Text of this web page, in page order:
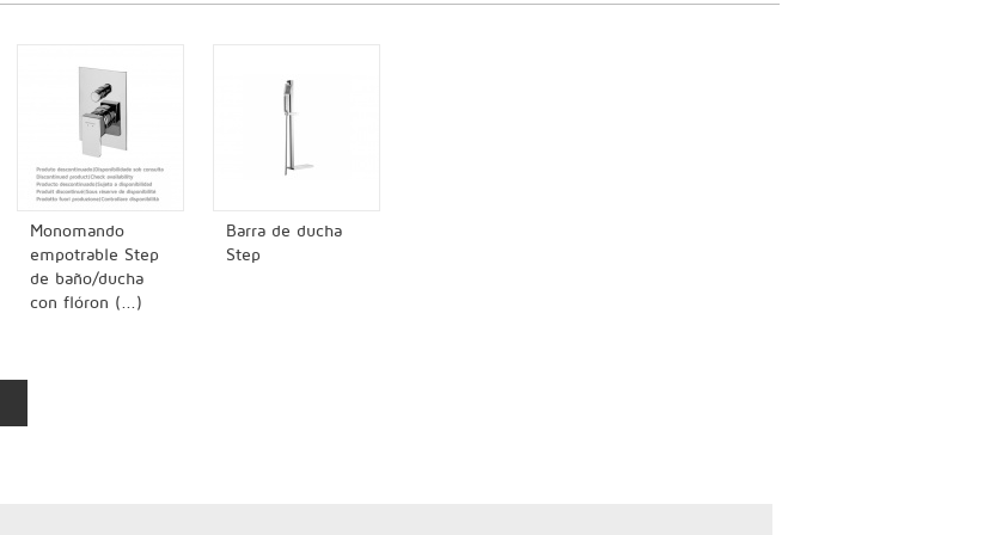
Monomando
empotrable Step
de baño/ducha
con flóron (...)
Barra de ducha
Step